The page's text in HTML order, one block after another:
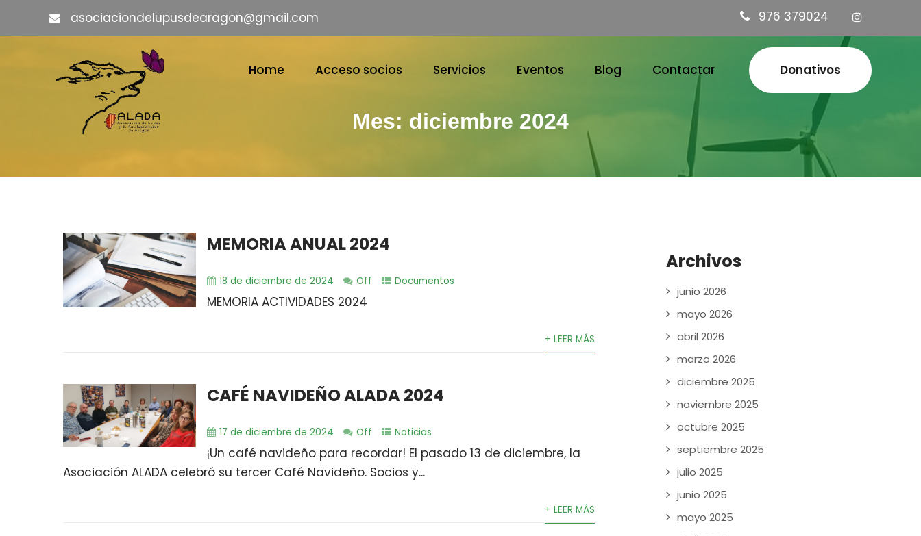
asociaciondelupusdearagon@gmail.com 976 379024
Home Acceso socios Servicios Eventos Blog Contactar Donativos
Mes: diciembre 2024
MEMORIA ANUAL 2024
18 de diciembre de 2024 Off Documentos
MEMORIA ACTIVIDADES 2024
+ LEER MÁS
CAFÉ NAVIDEÑO ALADA 2024
17 de diciembre de 2024 Off Noticias
¡Un café navideño para recordar! El pasado 13 de diciembre, la
Asociación ALADA celebró su tercer Café Navideño. Socios y...
+ LEER MÁS
Archivos
junio 2026
mayo 2026
abril 2026
marzo 2026
diciembre 2025
noviembre 2025
octubre 2025
septiembre 2025
julio 2025
junio 2025
mayo 2025